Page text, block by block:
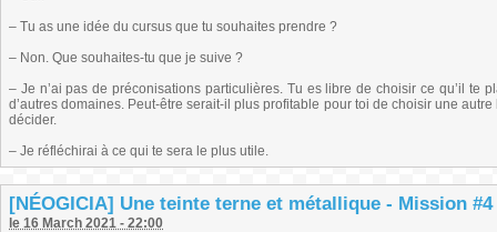
– Tu as une idée du cursus que tu souhaites prendre ?
– Non. Que souhaites-tu que je suive ?
– Je n’ai pas de préconisations particulières. Tu es libre de choisir ce qu’il te
d’autres domaines. Peut-être serait-il plus profitable pour toi de choisir une
décider.
– Je réfléchirai à ce qui te sera le plus utile.
[NÉOGICIA] Une teinte terne et métallique - Mission #4
le 16 March 2021 - 22:00